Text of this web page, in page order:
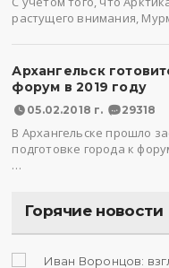
растущего внимания,
Архангельск
форум в 2019 году
05.02.2018 г. 29318
В Архангельске прошло
подготовке города к
…
Горячие новости